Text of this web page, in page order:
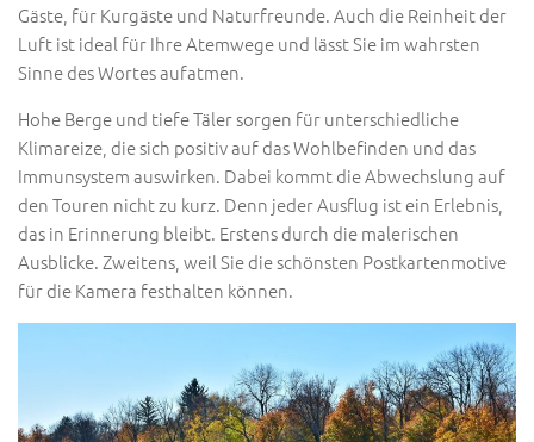
Gäste, für Kurgäste und Naturfreunde. Auch die Reinheit der
Luft ist ideal für Ihre Atemwege und lässt Sie im wahrsten
Sinne des Wortes aufatmen.
Hohe Berge und tiefe Täler sorgen für unterschiedliche
Klimareize, die sich positiv auf das Wohlbefinden und das
Immunsystem auswirken. Dabei kommt die Abwechslung auf
den Touren nicht zu kurz. Denn jeder Ausflug ist ein Erlebnis,
das in Erinnerung bleibt. Erstens durch die malerischen
Ausblicke. Zweitens, weil Sie die schönsten Postkartenmotive
für die Kamera festhalten können.